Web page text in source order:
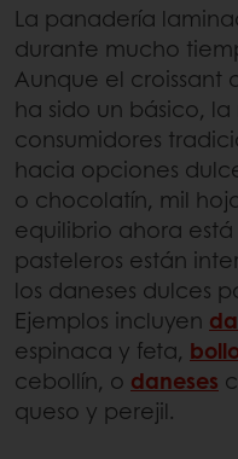
La panadería
durante mucho
Aunque el croissant
ha sido un básico,
consumidores
hacia opciones
o chocolatín, mil
equilibrio ahora
pasteleros están
los daneses dulces
Ejemplos incluyen
espinaca y feta,
cebollín, o daneses
queso y perejil.